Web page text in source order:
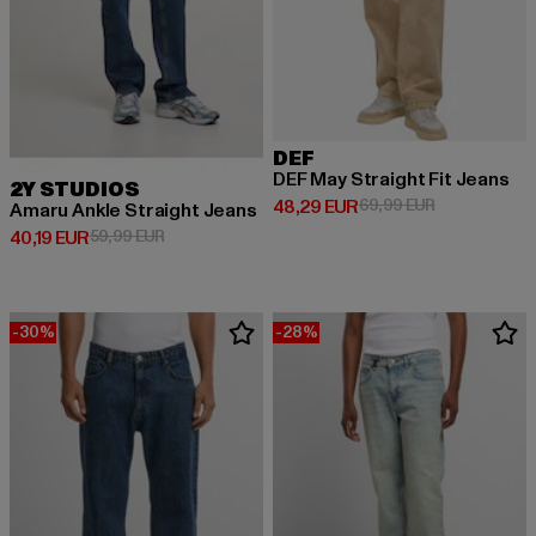
2Y STUDIOS
Amaru Ankle Straight Jeans
40,19 EUR
Derzeitiger Preis: 40,19 EUR
59,99 EURAktionspreis: 59,99 EUR
DEF
DEF May Straight Fit Jeans
48,29 EUR
Derzeitiger Preis: 48,29 EUR
69,99 EURAktionspreis:
-30% -28%